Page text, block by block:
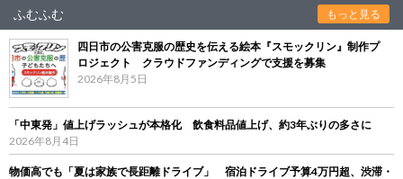
ふむふむ もっと見る
四日市の公害克服の歴史を伝える絵本『スモックリン』制作プ
ロジェクト クラウドファンディングで支援を募集
2026年8月5日
「中東発」値上げラッシュが本格化 飲食料品値上げ、約3年ぶりの多さに
2026年8月4日
物価高でも「夏は家族で長距離ドライブ」 宿泊ドライブ予算4万円超、渋滞・